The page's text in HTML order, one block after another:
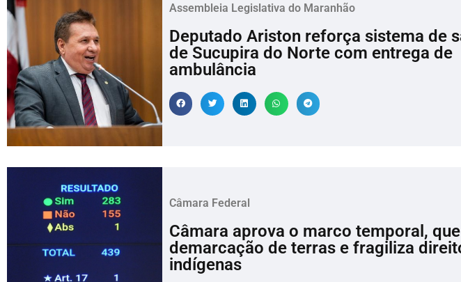
Assembleia Legislativa do Maranhão
Deputado Ariston reforça sistema de
de Sucupira do Norte com entrega de
ambulância
Câmara Federal
Câmara aprova o marco temporal,
demarcação de terras e fragiliza
indígenas